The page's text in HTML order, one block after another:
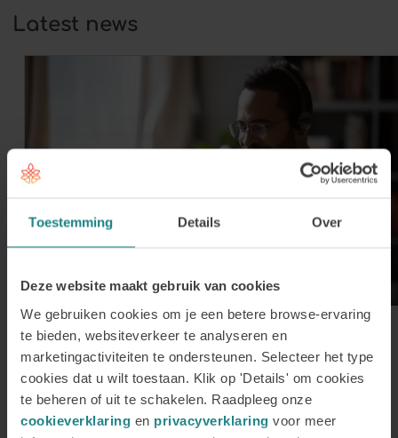
Toestemming Details Over
Deze website maakt gebruik van cookies
We gebruiken cookies om je een betere browse-ervaring
te bieden, websiteverkeer te analyseren en
marketingactiviteiten te ondersteunen. Selecteer het type
cookies dat u wilt toestaan. Klik op 'Details' om cookies
te beheren of uit te schakelen. Raadpleeg onze
cookieverklaring en privacyverklaring voor meer
Latest news
30 July 2026
Register for our Online
Information Session on Tuesday 1
September